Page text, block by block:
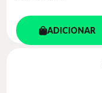
ADICIONAR